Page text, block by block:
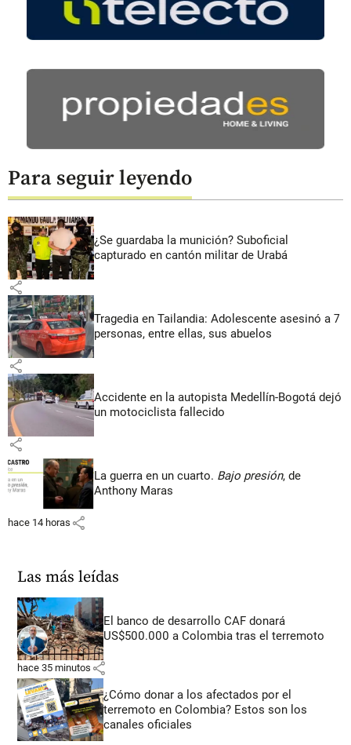
Para seguir leyendo
¿Se guardaba la munición? Suboficial
capturado en cantón militar de Urabá
share
Tragedia en Tailandia: Adolescente asesinó a 7
personas, entre ellas, sus abuelos
share
Accidente en la autopista Medellín-Bogotá dejó
un motociclista fallecido
share
La guerra en un cuarto. Bajo presión, de
Anthony Maras
hace 14 horas share
Las más leídas
El banco de desarrollo CAF donará
US$500.000 a Colombia tras el terremoto
hace 35 minutos share
¿Cómo donar a los afectados por el
terremoto en Colombia? Estos son los
canales oficiales